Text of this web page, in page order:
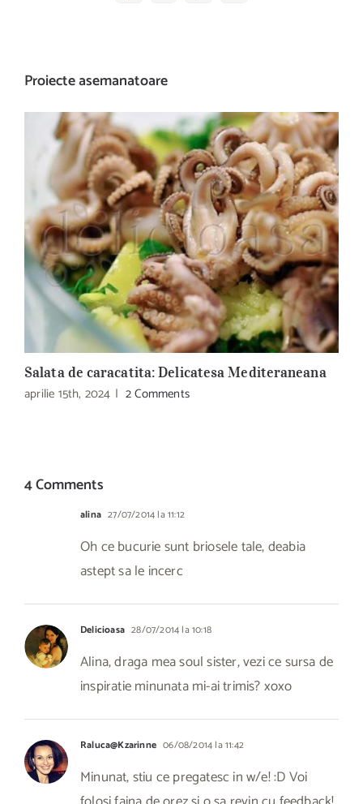
Proiecte asemanatoare
Salata de caracatita: Delicatesa Mediteraneana
aprilie 15th, 2024 | 2 Comments
4 Comments
alina 27/07/2014 la 11:12
Oh ce bucurie sunt briosele tale, deabia
astept sa le incerc
Delicioasa 28/07/2014 la 10:18
Alina, draga mea soul sister, vezi ce sursa de
inspiratie minunata mi-ai trimis? xoxo
Raluca@Kzarinne 06/08/2014 la 11:42
Minunat, stiu ce pregatesc in w/e! :D Voi